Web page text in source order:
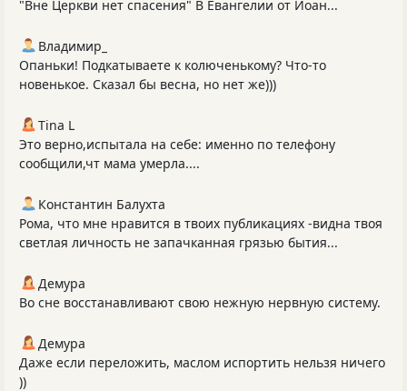
"Вне Церкви нет спасения" В Евангелии от Иоан...
Владимир_
Опаньки! Подкатываете к колюченькому? Что-то
новенькое. Сказал бы весна, но нет же)))
Tina L
Это верно,испытала на себе: именно по телефону
сообщили,чт мама умерла....
Константин Балухта
Рома, что мне нравится в твоих публикациях -видна твоя
светлая личность не запачканная грязью бытия...
Демура
Во сне восстанавливают свою нежную нервную систему.
Демура
Даже если переложить, маслом испортить нельзя ничего
))